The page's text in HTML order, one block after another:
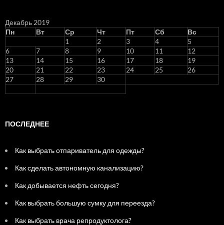
и
:
Декабрь 2019
Пн
Вт Ср Чт Пт Сб
Вс
1
2 3 4
5
6
7 8 9 10 11
12
13
14 15 16 17 18
19
20
21 22 23 24 25
26
27
28 29 30
ПОСЛЕДНЕЕ
Как выбрать отпариватель для одежды?
Как сделать автономную канализацию?
Как добывается нефть сегодня?
Как выбрать большую сумку для переезда?
Как выбрать врача репродуктолога?